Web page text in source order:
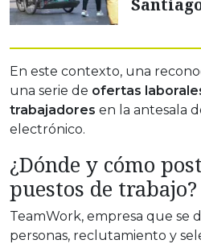
En este contexto, una
una serie de ofertas
trabajadores en la antesala
electrónico.
¿Dónde y cómo
puestos de trabajo?
TeamWork, empresa que se
personas, reclutamiento y